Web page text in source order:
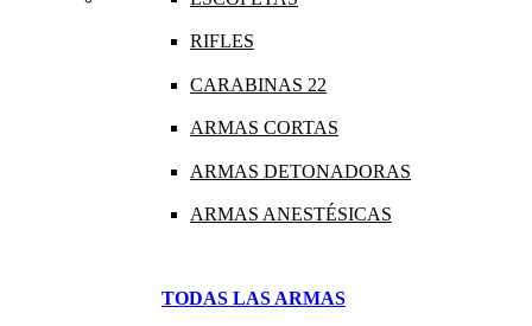
RIFLES
CARABINAS 22
ARMAS CORTAS
ARMAS DETONADORAS
ARMAS ANESTÉSICAS
TODAS LAS ARMAS